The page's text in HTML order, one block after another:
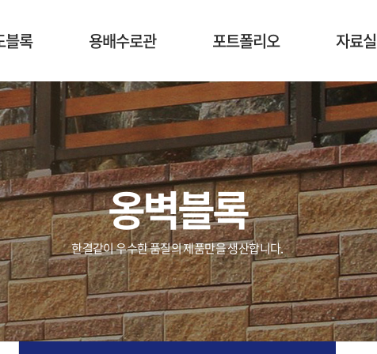
블록 용배수로관 포트폴리오 자료실
옹벽블록
한결같이 우수한 품질의 제품만을 생산합니다.